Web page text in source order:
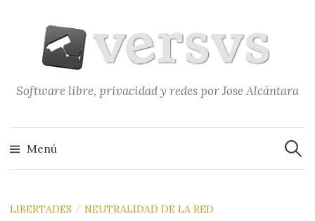
contenido
Software libre, privacidad y redes por Jose Alcántara
Menú
LIBERTADES / NEUTRALIDAD DE LA RED